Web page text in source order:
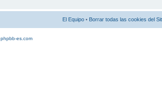
El Equipo • Borrar todas las cookies del
phpbb-es.com